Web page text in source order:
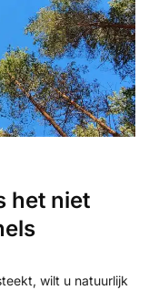
het niet
wilt u natuurlijk